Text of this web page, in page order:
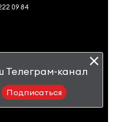
Телеграм-канал
Подписаться
09 84